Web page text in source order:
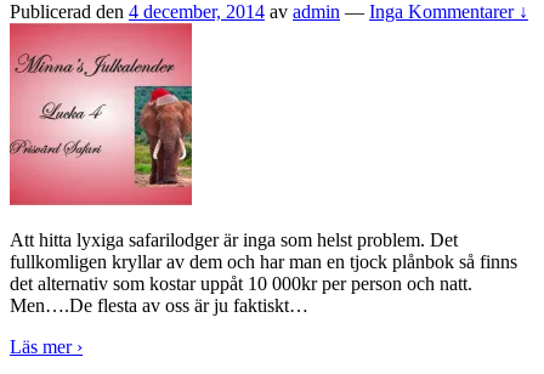
Publicerad den 4 december, 2014 av admin — Inga Kommentarer ↓
Att hitta lyxiga safarilodger är inga som helst problem. Det
fullkomligen kryllar av dem och har man en tjock plånbok så finns
det alternativ som kostar uppåt 10 000kr per person och natt.
Men….De flesta av oss är ju faktiskt…
Läs mer ›